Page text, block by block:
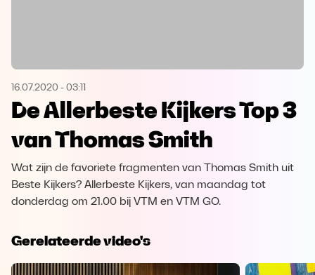
Microsoft Edge Download
Opera
16.07.2020 - 03:11
De Allerbeste Kijkers Top 3
van Thomas Smith
Wat zijn de favoriete fragmenten van Thomas Smith uit
Beste Kijkers? Allerbeste Kijkers, van maandag tot
donderdag om 21.00 bij VTM en VTM GO.
Gerelateerde video's